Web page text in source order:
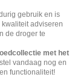
gebruik en is
adviseren
de droger te
met het
vandaag nog en
functionaliteit!